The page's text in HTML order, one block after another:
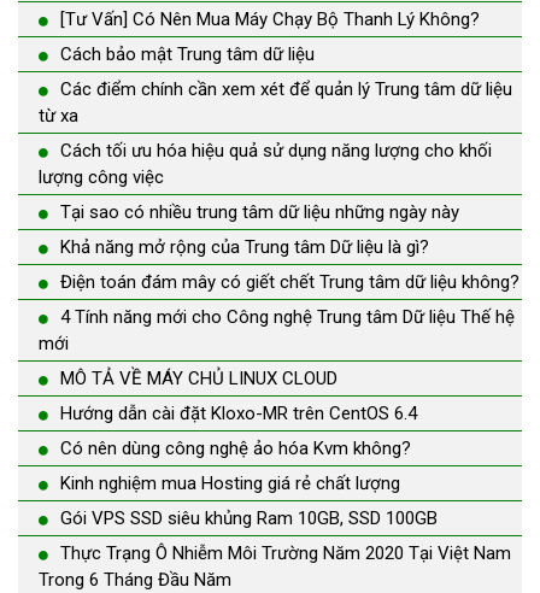
[Tư Vấn] Có Nên Mua Máy Chạy Bộ Thanh Lý Không?
Cách bảo mật Trung tâm dữ liệu
Các điểm chính cần xem xét để quản lý Trung tâm dữ liệu
từ xa
Cách tối ưu hóa hiệu quả sử dụng năng lượng cho khối
lượng công việc
Tại sao có nhiều trung tâm dữ liệu những ngày này
Khả năng mở rộng của Trung tâm Dữ liệu là gì?
Điện toán đám mây có giết chết Trung tâm dữ liệu không?
4 Tính năng mới cho Công nghệ Trung tâm Dữ liệu Thế hệ
mới
MÔ TẢ VỀ MÁY CHỦ LINUX CLOUD
Hướng dẫn cài đặt Kloxo-MR trên CentOS 6.4
Có nên dùng công nghệ ảo hóa Kvm không?
Kinh nghiệm mua Hosting giá rẻ chất lượng
Gói VPS SSD siêu khủng Ram 10GB, SSD 100GB
Thực Trạng Ô Nhiễm Môi Trường Năm 2020 Tại Việt Nam
Trong 6 Tháng Đầu Năm